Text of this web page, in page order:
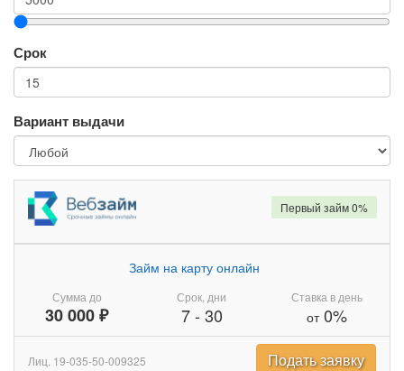
Срок
Вариант выдачи
Сумма до
30 000 ₽
Займ на карту онлайн
Срок, дни
7- 30
Ставка в день
от0%
Первый займ 0%
Лиц. 19-035-50-009325 Подать заявку